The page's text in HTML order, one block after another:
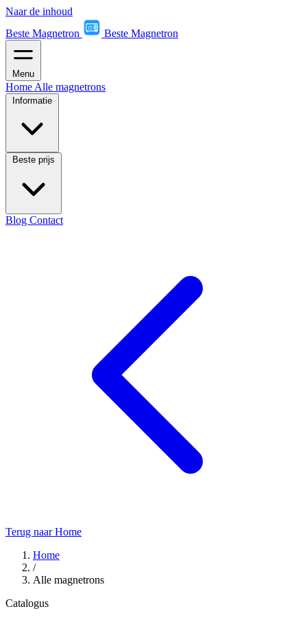
Naar de inhoud
Beste Magnetron
Beste Magnetron
Menu
Home Alle magnetrons
Informatie
Beste prijs
Blog Contact
Terug naar Home
Home
/
Alle magnetrons
Catalogus